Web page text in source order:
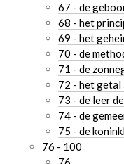
67 - de
68 - het
69 - het
70 - de
71 - de
72 - het getal
73 - de leer
74 - de
75 - de
76 - 100